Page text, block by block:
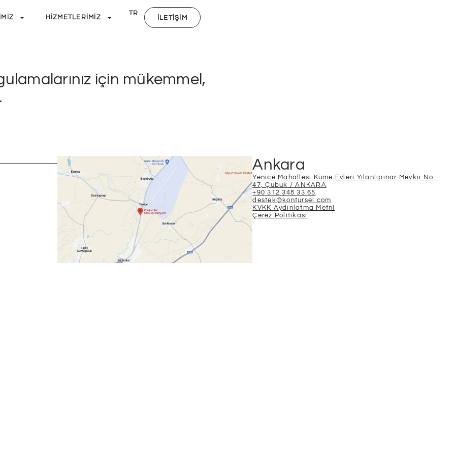
HIZMETLERIMIZ
TR
NL
İLETIŞIM
için mükemmel,
Ankara
Yenice Mahallesi Küme Evleri Yılanlıpınar Mevkii No :
47, Çubuk / ANKARA
+90 312 348 33 65
destek@kontursel.com
KVKK Aydınlatma Metni
Çerez Politikası